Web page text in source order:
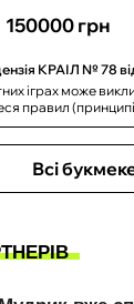
150000 грн
КРАІЛ № 78
іграх може
правил
Всі